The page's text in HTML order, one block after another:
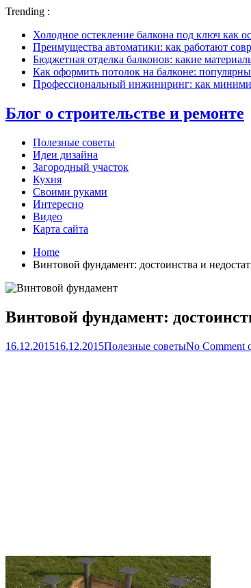
Trending :
Холодное остекление балкона под ключ как
Преимущества автоматики: как работают
Бюджетная отделка балконов: какие
Как оформить потолок на балконе:
Профессиональный инжиниринг: как
Блог о строительстве и ремонте
Полезные советы
Идеи дизайна
Загородный участок
Кухня
Своими руками
Интересно
Видео
Карта сайта
Home
Винтовой фундамент: достоинства и
Винтовой фундамент:
16.12.201516.12.2015Полезные советыNo Comment